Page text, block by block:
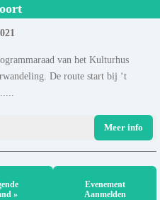
van het Kulturhus
De route start bij ‘t
Meer info
»
Evenement
Aanmelden